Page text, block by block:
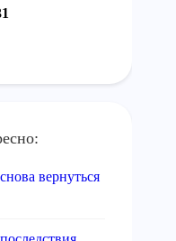
вернуться